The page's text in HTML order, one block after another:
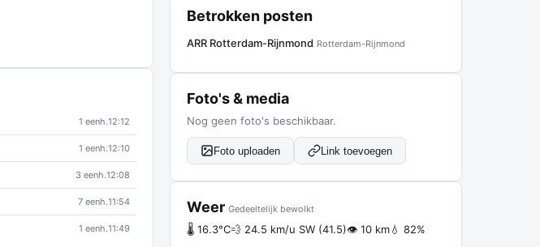
1 eenh.12:12
1 eenh.12:10
3 eenh.12:08
7 eenh.11:54
1 eenh.11:49
Betrokken posten
ARR Rotterdam-Rijnmond Rotterdam-Rijnmond
Foto's & media
Nog geen foto's beschikbaar.
Foto uploaden Link toevoegen
Weer Gedeeltelijk bewolkt
🌡 16.3°C💨 24.5 km/u SW (41.5)👁 10 km💧 82%